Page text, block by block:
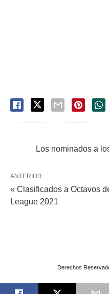
Los nominados a
ANTERIOR
« Clasificados a Octavos
League 2021
Derechos